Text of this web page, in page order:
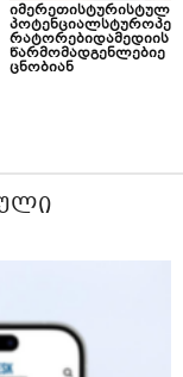
იმერეთისტურისტულ
პოტენციალსტუროპე
რატორებიდამედიის
წარმომადგენლებიე
ცნობიან